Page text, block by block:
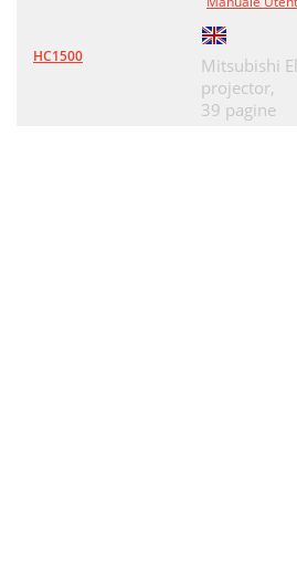
HC1500
Mitsubishi
projector,
39 pagine